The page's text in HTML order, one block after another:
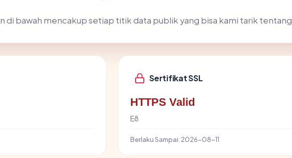
bawah mencakup setiap titik data publik yang bisa kami tarik tentang
Sertifikat SSL
HTTPS Valid
E8
Berlaku Sampai: 2026-08-11